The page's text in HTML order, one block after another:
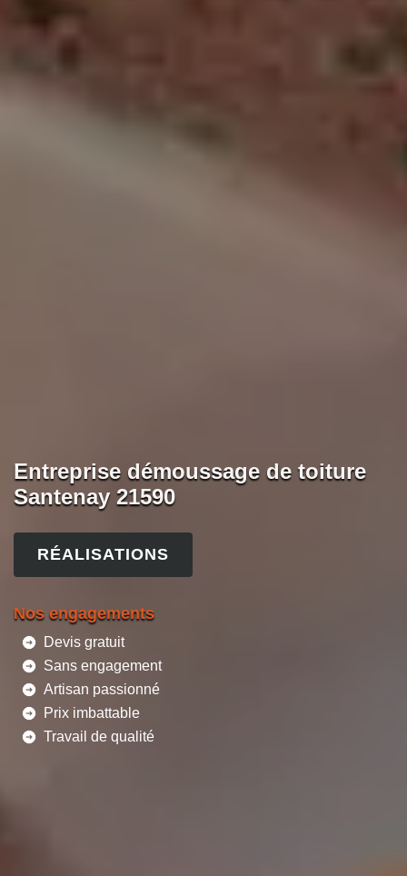
Entreprise démoussage de toiture
Santenay 21590
RÉALISATIONS
Nos engagements
Devis gratuit
Sans engagement
Artisan passionné
Prix imbattable
Travail de qualité